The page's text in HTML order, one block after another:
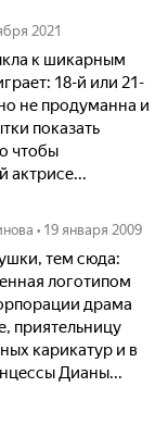
2021
к шикарным
18-й или 21-
не продуманна и
показать
чтобы
актрисе...
• 19 января 2009
тем сюда:
логотипом
драма
приятельницу
карикатур и в
Дианы...